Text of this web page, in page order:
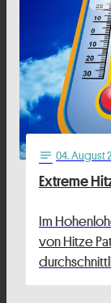
notes 04. August
Extreme
Im
von Hitze